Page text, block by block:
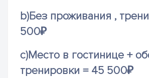
b)Без проживания ,
500₽
c)Место в гостинице +
тренировки = 45 500₽